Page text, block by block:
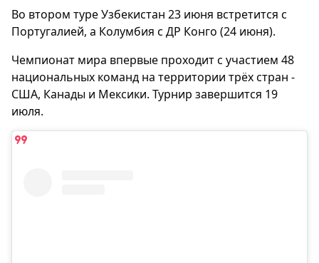
Во втором туре Узбекистан 23 июня встретится с
Португалией, а Колумбия с ДР Конго (24 июня).
Чемпионат мира впервые проходит с участием 48
национальных команд на территории трёх стран -
США, Канады и Мексики. Турнир завершится 19
июля.